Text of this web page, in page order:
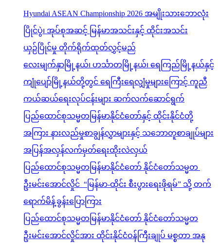
Hyundai ASEAN Championship 2026 အမျိုးသားဘောလုံး
ပြိုင်ပွဲ၊ အုပ်စုအဆင့် မြန်မာအသင်းနှင့် ထိုင်းအသင်း
ယှဉ်ပြိုင်မှု တိုက်ရိုက်ထုတ်လွှင့်မည်
လေးမျက်နှာမြို့နယ်၊ ဟင်္သာတမြို့နယ်၊ ရေကြည်မြို့နယ်နှင့်
ကျုံပျော်မြို့နယ်တို့တွင် ရေကြီးရေလျှံမှုများကြောင့် ကူညီ
ကယ်ဆယ်ရေးလုပ်ငန်းများ ဆက်လက်ဆောင်ရွက်
ပြည်ထောင်စုသမ္မတမြန်မာနိုင်ငံတော်နှင့် ထိုင်းနိုင်ငံတို့
အကြား နားလည်မှုစာချွန်လွှာများနှင့် သဘောတူစာချုပ်များ
အပြန်အလှန်လက်မှတ်ရေးထိုးလဲလှယ်
ပြည်ထောင်စုသမ္မတမြန်မာနိုင်ငံတော် နိုင်ငံတော်သမ္မတ
ဦးမင်းအောင်လှိုင် “မြန်မာ-ထိုင်း စီးပွားရေးဖိုရမ်” သို့ တက်
ရောက်မိန့်ခွန်းပြောကြား
ပြည်ထောင်စုသမ္မတမြန်မာနိုင်ငံတော် နိုင်ငံတော်သမ္မတ
ဦးမင်းအောင်လှိုင်အား ထိုင်းနိုင်ငံဝန်ကြီးချုပ် မစ္စတာ အနု